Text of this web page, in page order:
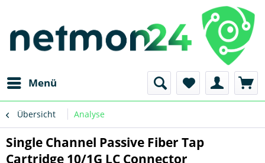
Menü
Übersicht Analyse
Single Channel Passive Fiber Tap
Cartridge 10/1G LC Connector